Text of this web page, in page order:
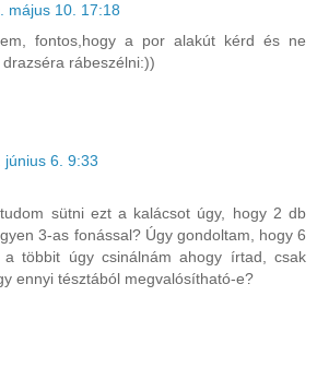
május 10. 17:18
fontos,hogy a por alakút kérd és ne
rábeszélni:))
június 6. 9:33
sütni ezt a kalácsot úgy, hogy 2 db
3-as fonással? Úgy gondoltam, hogy 6
a többit úgy csinálnám ahogy írtad, csak
ennyi tésztából megvalósítható-e?